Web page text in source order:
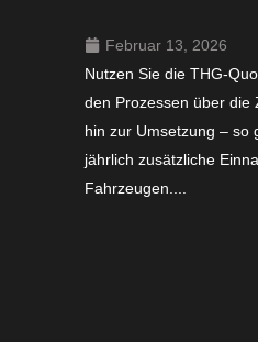
Februar 13, 2026
Nutzen Sie die THG-
den Prozessen über die
hin zur Umsetzung – so
jährlich zusätzliche
Fahrzeugen....